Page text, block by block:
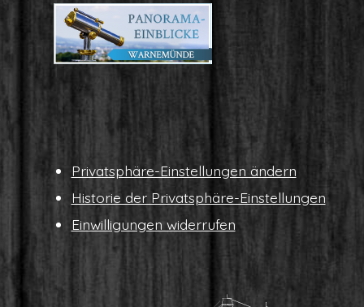
Pri­vat­sphä­re-Ein­stel­lun­gen ändern
His­to­rie der Privatsphäre-Einstellungen
Ein­wil­li­gun­gen widerrufen